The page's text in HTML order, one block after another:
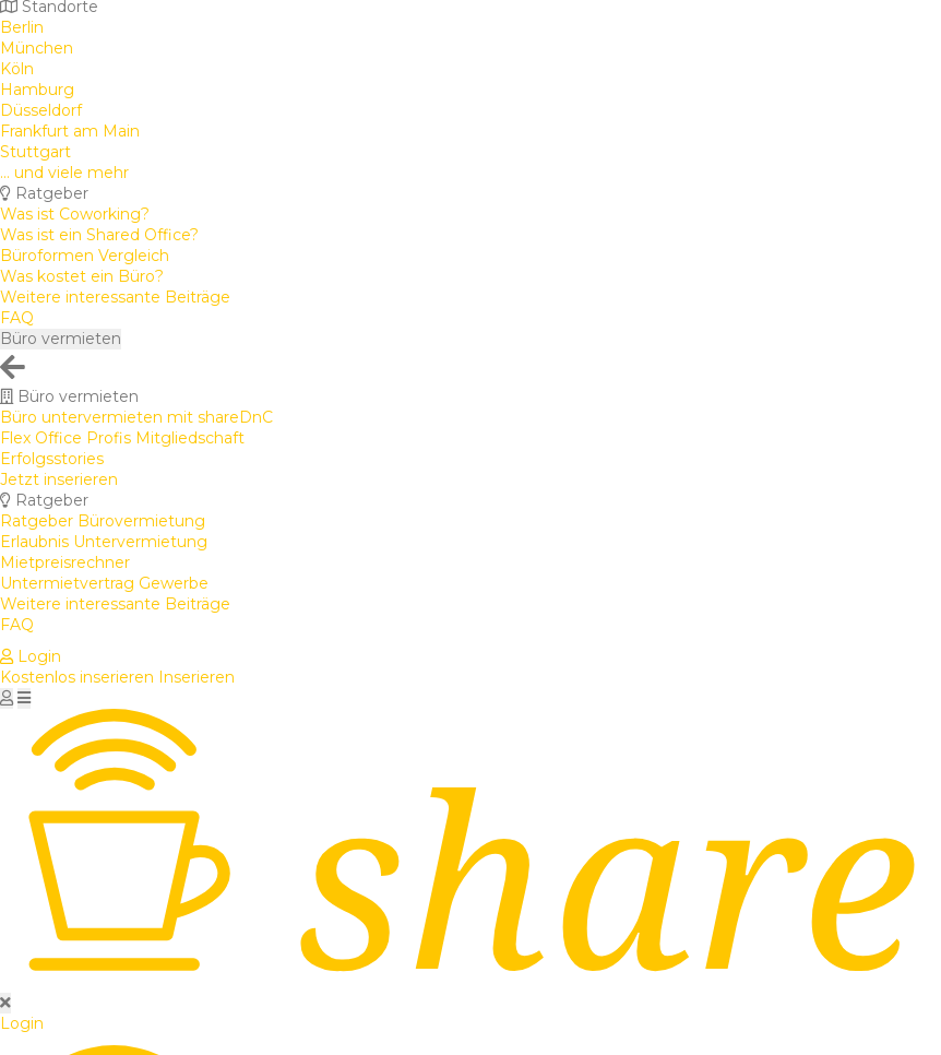
Standorte
Berlin
München
Köln
Hamburg
Düsseldorf
Frankfurt am Main
Stuttgart
... und viele mehr
Ratgeber
Was ist Coworking?
Was ist ein Shared Office?
Büroformen Vergleich
Was kostet ein Büro?
Weitere interessante Beiträge
FAQ
Büro vermieten
Büro vermieten
Büro untervermieten mit shareDnC
Flex Office Profis Mitgliedschaft
Erfolgsstories
Jetzt inserieren
Ratgeber
Ratgeber Bürovermietung
Erlaubnis Untervermietung
Mietpreisrechner
Untermietvertrag Gewerbe
Weitere interessante Beiträge
FAQ
Login
Kostenlos inserieren Inserieren
Login